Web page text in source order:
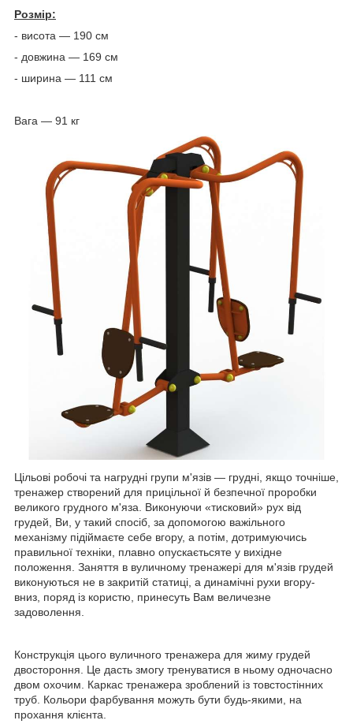
Розмір:
- висота — 190 см
- довжина — 169 см
- ширина — 111 см
Вага — 91 кг
Цільові робочі та нагрудні групи м'язів — грудні, якщо точніше,
тренажер створений для прицільної й безпечної проробки
великого грудного м'яза. Виконуючи «тисковий» рух від
грудей, Ви, у такий спосіб, за допомогою важільного
механізму підіймаєте себе вгору, а потім, дотримуючись
правильної техніки, плавно опускаєтьсяте у вихідне
положення. Заняття в вуличному тренажері для м'язів грудей
виконуються не в закритій статиці, а динамічні рухи вгору-
вниз, поряд із користю, принесуть Вам величезне
задоволення.
Конструкція цього вуличного тренажера для жиму грудей
двостороння. Це дасть змогу тренуватися в ньому одночасно
двом охочим. Каркас тренажера зроблений із товстостінних
труб. Кольори фарбування можуть бути будь-якими, на
прохання клієнта.